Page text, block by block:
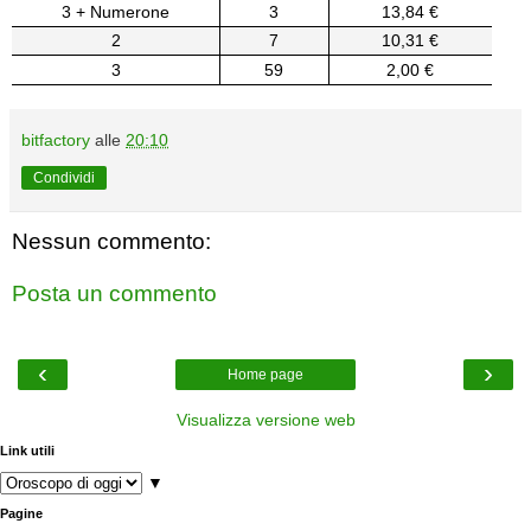
3 + Numerone
3
13,84 €
2
7
10,31 €
3
59 2,00 €
bitfactory alle 20:10
Condividi
Nessun commento:
Posta un commento
‹ ›
Home page
Visualizza versione web
Link utili
▼
Pagine